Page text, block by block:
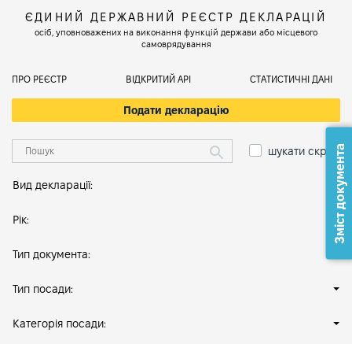
ЄДИНИЙ ДЕРЖАВНИЙ РЕЄСТР ДЕКЛАРАЦІЙ
осіб, уповноважених на виконання функцій держави або місцевого
самоврядування
ПРО РЕЄСТР ВІДКРИТИЙ АРІ СТАТИСТИЧНІ ДАНІ
Подати декларацію
шукати скрізь
Вид декларації:
Рік:
Тип документа:
Тип посади:
Категорія посади:
Зміст документа